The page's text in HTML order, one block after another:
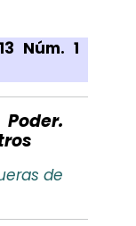
Núm. 1
de